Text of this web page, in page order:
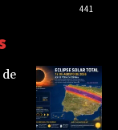
441